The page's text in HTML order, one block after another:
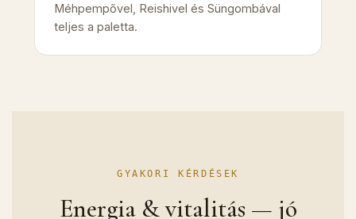
Méhpempővel, Reishivel és Süngombával
teljes a paletta.
GYAKORI KÉRDÉSEK
Energia & vitalitás — jó